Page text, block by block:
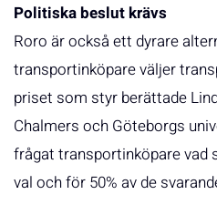
Politiska beslut krävs
Roro är också ett dyrare
transportinköpare väljer
priset som styr berättade
Chalmers och Göteborgs
frågat transportinköpare vad
val och för 50% av de